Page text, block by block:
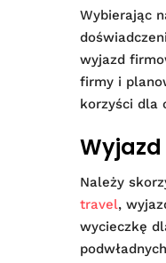
Wybierając
wyjazd
firmy i
korzyści dla
Należy
travel,
wycieczkę